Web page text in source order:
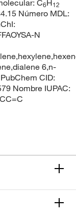
C6H12
Número MDL:
N
6,n-
CID:
Nombre IUPAC: